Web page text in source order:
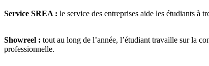
Service SREA : le service des entreprises aide les étudiants à
Showreel : tout au long de l’année, l’étudiant travaille sur la
professionnelle.